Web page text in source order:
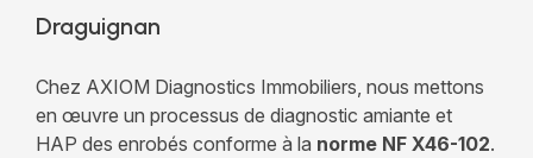
Draguignan
Chez AXIOM Diagnostics Immobiliers, nous mettons
en œuvre un processus de diagnostic amiante et
HAP des enrobés conforme à la norme NF X46-102.